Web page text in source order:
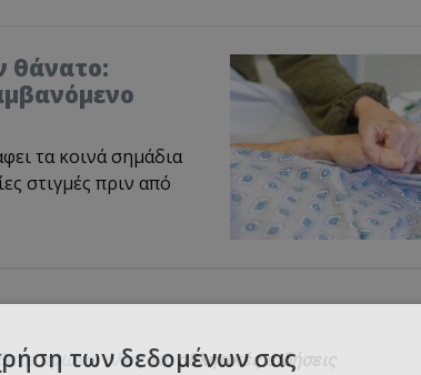
θάνατο:
τα κοινά σημάδια
στιγμές πριν από
πρώτοι όλες τιςαθλητικές ειδήσεις
των δεδομένων σας